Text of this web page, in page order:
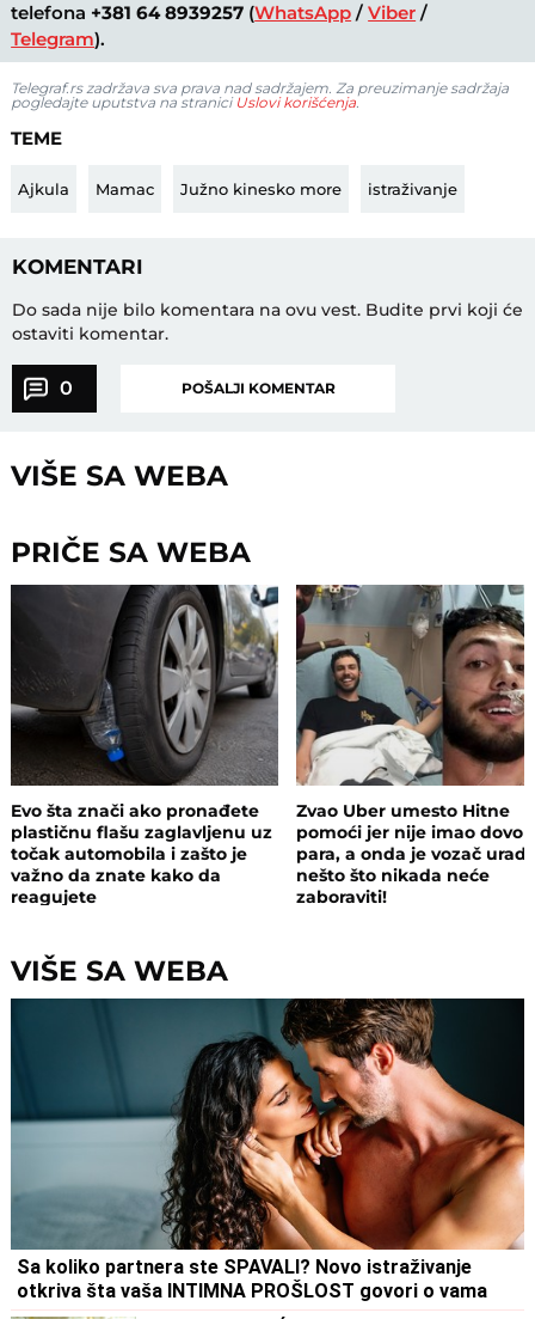
telefona +381 64 8939257 (WhatsApp /Viber /
Telegram).
Telegraf.rs zadržava sva prava nad sadržajem. Za preuzimanje sadržaja
pogledajte uputstva na stranici Uslovi korišćenja.
TEME
Ajkula Mamac Južno kinesko more istraživanje
KOMENTARI
Do sada nije bilo komentara na ovu vest. Budite prvi koji će
ostaviti komentar.
0 POŠALJI KOMENTAR
VIŠE SA WEBA
PRIČE SA WEBA
Evo šta znači ako pronađete
plastičnu flašu zaglavljenu uz
točak automobila i zašto je
važno da znate kako da
reagujete
Zvao Uber umesto Hitne
pomoći jer nije imao
para, a onda je vozač
nešto što nikada neće
zaboraviti!
VIŠE SA WEBA
Sa koliko partnera ste SPAVALI? Novo istraživanje
otkriva šta vaša INTIMNA PROŠLOST govori o vama